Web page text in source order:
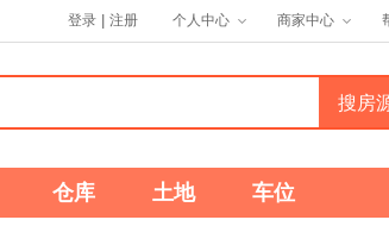
登录 注册 个人中心 商家中心
仓库 土地 车位